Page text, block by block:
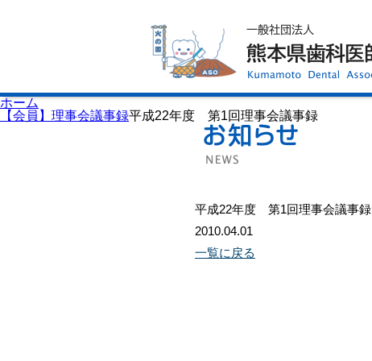
ホーム
【会員】理事会議事録平成22年度 第1回理事会議事録
平成22年度 第1回理事会議事録
2010.04.01
一覧に戻る
歯科医院検索
休日当番医
イベント案内
歯の豆知識
口腔保健センター
国保組合からのお知らせ
熊本歯科衛生士専門学院
会員専用ページ
プライバシーポリシー
サイトマップ